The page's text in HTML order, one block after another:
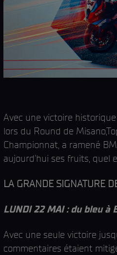
Avec une victoire
lors du Round de
Championnat, a ramené
aujourd'hui ses fruits, quel
LA GRANDE SIGNATURE
LUNDI 22 MAI : du bleu à
Avec une seule victoire
commentaires étaient